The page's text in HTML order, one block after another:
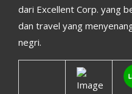
dari Excellent Corp. yang
dan travel yang
negri.